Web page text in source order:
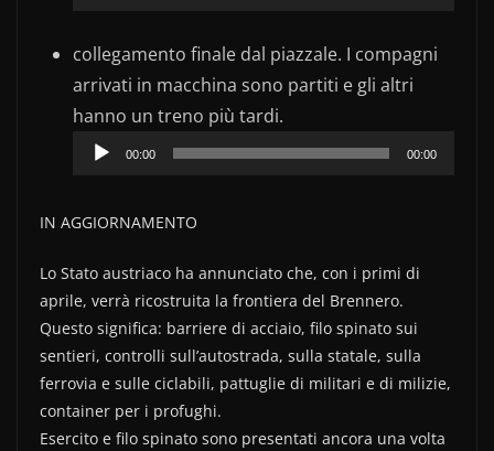
collegamento finale dal piazzale. I compagni
arrivati in macchina sono partiti e gli altri
hanno un treno più tardi.
Player
00:00 00:00
IN AGGIORNAMENTO
Lo Stato austriaco ha annunciato che, con i primi di
aprile, verrà ricostruita la frontiera del Brennero.
Questo significa: barriere di acciaio, filo spinato sui
sentieri, controlli sull’autostrada, sulla statale, sulla
ferrovia e sulle ciclabili, pattuglie di militari e di milizie,
container per i profughi.
Esercito e filo spinato sono presentati ancora una volta